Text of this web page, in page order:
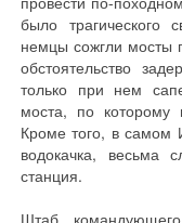
было трагического
немцы сожгли мосты
обстоятельство
только при нем
моста, по
Кроме того, в самом
водокачка, весьма
станция.
Штаб